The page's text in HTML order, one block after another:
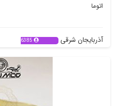
اتوما
آذربایجان شرقی 6385